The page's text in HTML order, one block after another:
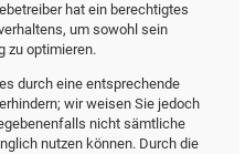
hat ein berechtigtes
um sowohl sein
zu optimieren.
durch eine entsprechende
wir weisen Sie jedoch
nicht sämtliche
nutzen können. Durch die